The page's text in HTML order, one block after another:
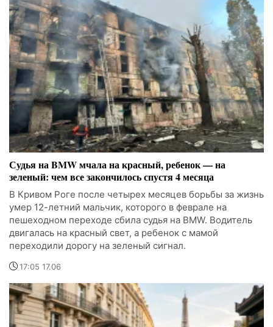
Судья на BMW мчала на красный, ребенок — на
зеленый: чем все закончилось спустя 4 месяца
В Кривом Роге после четырех месяцев борьбы за жизнь
умер 12-летний мальчик, которого в феврале на
пешеходном переходе сбила судья на BMW. Водитель
двигалась на красный свет, а ребенок с мамой
переходили дорогу на зеленый сигнал.
17:05 17.06